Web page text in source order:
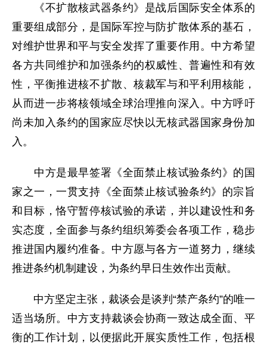
《不扩散核武器条约》是战后国际安全体系的
重要组成部分，是国际军控与防扩散体系的基石，
对维护世界和平与安全发挥了重要作用。中方希望
各方共同维护和加强条约的权威性、普遍性和有效
性，平衡推进核不扩散、核裁军与和平利用核能，
从而进一步将核领域全球治理推向深入。中方呼吁
尚未加入条约的国家应尽快以无核武器国家身份加
入。
中方是最早签署《全面禁止核试验条约》的国
家之一，一贯支持《全面禁止核试验条约》的宗旨
和目标，恪守暂停核试验的承诺，并以建设性和务
实态度，全面参与条约组织筹委会各项工作，稳步
推进国内履约准备。中方愿与各方一道努力，继续
推进条约机制建设，为条约早日生效作出贡献。
中方坚定主张，裁谈会是谈判“禁产条约”的唯一
适当场所。中方支持裁谈会协商一致达成全面、平
衡的工作计划，以便据此开展实质性工作，包括根